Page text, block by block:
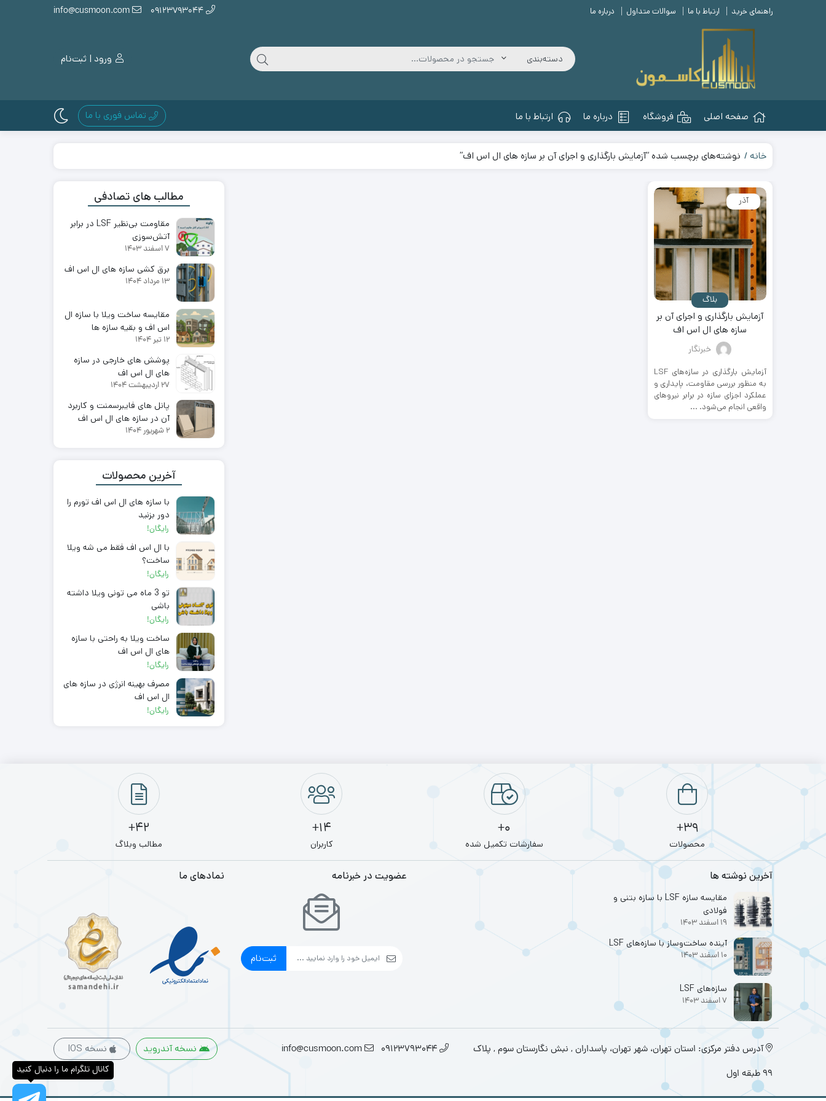
راهنمای خرید ارتباط با ما سوالات متداول درباره ما
ورود | ثبت‌نام
صفحه اصلی فروشگاه درباره ما ارتباط با ما تماس فوری با ما
خانه نوشته‌های برچسب شده “آزمایش بارگذاری و اجرای آن بر سازه های ال اس اف”
بلاگ
آذر
آزمایش بارگذاری و اجرای آن بر
سازه های ال اس اف
خبرنگار
آزمایش بارگذاری در سازه‌های LSF
به منظور بررسی مقاومت، پایداری و
عملکرد اجزای سازه در برابر نیروهای
واقعی انجام می‌شود. ...
مطالب های تصادفی
مقاومت بی‌نظیر LSF در برابر
آتش‌سوزی
7 اسفند 1403
برق کشی سازه های ال اس اف
13 مرداد 1404
مقایسه ساخت ویلا با سازه ال
اس اف و بقیه سازه ها
12 تیر 1404
پوشش های خارجی در سازه
های ال اس اف
27 اردیبهشت 1404
پانل های فایبرسمنت و کاربرد
آن در سازه های ال اس اف
2 شهریور 1404
آخرین محصولات
با سازه های ال اس اف تورم را
دور بزنید
رایگان!
با ال اس اف فقط می شه ویلا
ساخت؟
رایگان!
تو 3 ماه می تونی ویلا داشته
باشی
رایگان!
ساخت ویلا به راحتی با سازه
های ال اس اف
رایگان!
مصرف بهینه انرژی در سازه های
ال اس اف
رایگان!
39+
محصولات
0+
سفارشات تکمیل شده
14+
کاربران
42+
مطالب وبلاگ
آخرین نوشته ها
مقایسه سازه LSF با سازه بتنی و
فولادی
19 اسفند 1403
آینده ساخت‌وساز با سازه‌های LSF
10 اسفند 1403
سازه‌های LSF
7 اسفند 1403
عضویت در خبرنامه
ثبت‌نام
نمادهای ما
آدرس دفتر مرکزی: استان تهران، شهر تهران، پاسداران , نبش نگارستان سوم , پلاک
۹۹ طبقه اول
09123793044
info@cusmoon.com نسخه آندروید
نسخه IOS
کانال تلگرام ما را دنبال کنید